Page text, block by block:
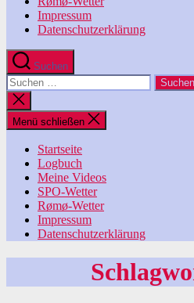
Impressum
Datenschutzerklärung
Suchen
Suchen
nach:
Suche
schließen
Menü schließen
Startseite
Logbuch
Meine Videos
SPO-Wetter
Rømø-Wetter
Impressum
Datenschutzerklärung